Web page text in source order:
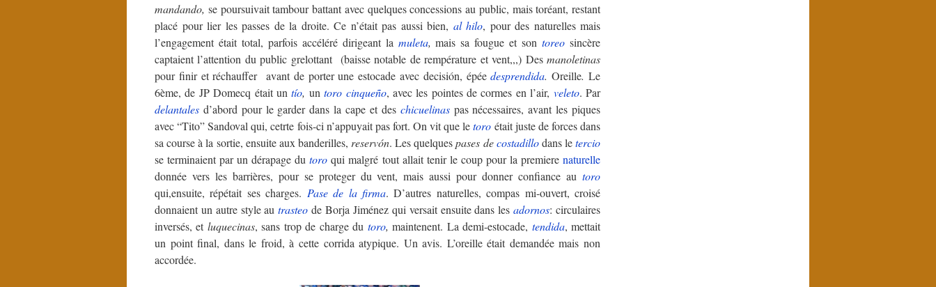
mandando, se poursuivait tambour battant avec quelques concessions au public, mais toréant, restant
placé pour lier les passes de la droite. Ce n’était pas aussi bien, al hilo, pour des naturelles mais
l’engagement était total, parfois accéléré dirigeant la muleta,mais sa fougue et sontoreo sincère
captaient l’attention du public grelottant (baisse notable de rempérature et vent,,,) Des manoletinas
pour finir et réchauffer avant de porter une estocade avec decisión, épéedesprendida.Oreille.Le
6ème, de JP Domecq était untío, untoro cinqueño, avec les pointes de cormes en l’air, veleto. Par
delantales d’abord pour le garder dans la cape et des chicuelinas pas nécessaires, avant les piques
avec “Tito” Sandoval qui, cetrte fois-ci n’appuyait pas fort. On vit que letoro était juste de forces dans
sa course à la sortie, ensuite aux banderilles, reservón. Les quelquespases decostadillodans letercio
se terminaient par un dérapage dutoro qui malgré tout allait tenir le coup pour la premierenaturelle
donnée vers les barrières, pour se proteger du vent, mais aussi pour donner confiance au toro
qui,ensuite, répétait ses charges. Pase de la firma. D’autres naturelles, compas mi-ouvert, croisé
donnaient un autre style autrasteo de Borja Jiménez qui versait ensuite dans lesadornos: circulaires
inversés, et luquecinas, sans trop de charge du toro, maintenent. La demi-estocade, tendida, mettait
un point final, dans le froid, à cette corrida atypique. Un avis. L’oreille était demandée mais non
accordée.